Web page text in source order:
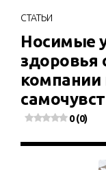
СТАТЬИ
Носимые
здоровья
компании
0 (0)